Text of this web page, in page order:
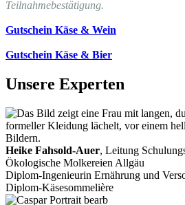
Teilnahmebestätigung.
Gutschein Käse & Wein
Gutschein Käse & Bier
Unsere Experten
Heike Fahsold-Auer, Leitung
Ökologische Molkereien Allgäu
Diplom-Ingenieurin Ernährung und
Diplom-Käsesommelière